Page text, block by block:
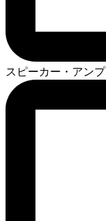
スピーカー・アンプ